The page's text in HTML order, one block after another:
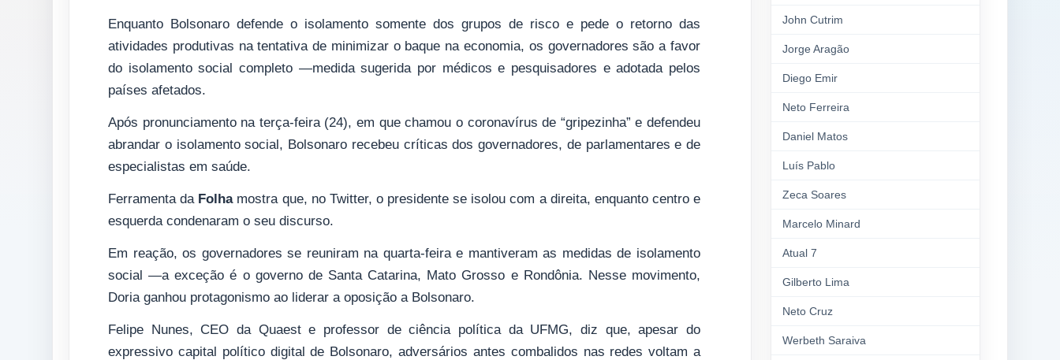
Enquanto Bolsonaro defende o isolamento somente dos grupos de risco e pede o retorno das
atividades produtivas na tentativa de minimizar o baque na economia, os governadores são a favor
do isolamento social completo —medida sugerida por médicos e pesquisadores e adotada pelos
países afetados.
Após pronunciamento na terça-feira (24), em que chamou o coronavírus de “gripezinha” e defendeu
abrandar o isolamento social, Bolsonaro recebeu críticas dos governadores, de parlamentares e de
especialistas em saúde.
Ferramenta da Folhamostra que, no Twitter, o presidente se isolou com a direita, enquanto centro e
esquerda condenaram o seu discurso.
Em reação, os governadores se reuniram na quarta-feira e mantiveram as medidas de isolamento
social —a exceção é o governo de Santa Catarina, Mato Grosso e Rondônia. Nesse movimento,
Doria ganhou protagonismo ao liderar a oposição a Bolsonaro.
Felipe Nunes, CEO da Quaest e professor de ciência política da UFMG, diz que, apesar do
expressivo capital político digital de Bolsonaro, adversários antes combalidos nas redes voltam a
John Cutrim
Jorge Aragão
Diego Emir
Neto Ferreira
Daniel Matos
Luís Pablo
Zeca Soares
Marcelo Minard
Atual 7
Gilberto Lima
Neto Cruz
Werbeth Saraiva